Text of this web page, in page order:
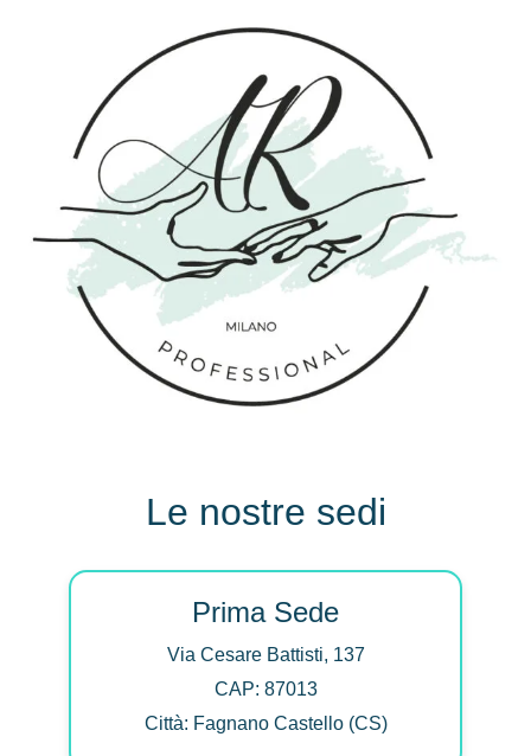
Le nostre sedi
Prima Sede
Via Cesare Battisti, 137
CAP: 87013
Città: Fagnano Castello (CS)